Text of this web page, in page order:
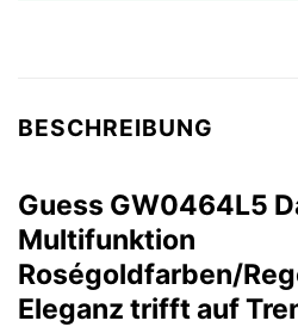
BESCHREIBUNG
Guess GW0464L5
Multifunktion
Roségoldfarben/
Eleganz trifft auf